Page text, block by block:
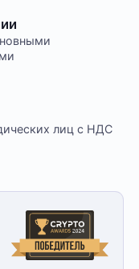
наличными
сотруднику
Доставка
в случае, если
лицо.
иметь при себе
и паспорт
лиц с НДС